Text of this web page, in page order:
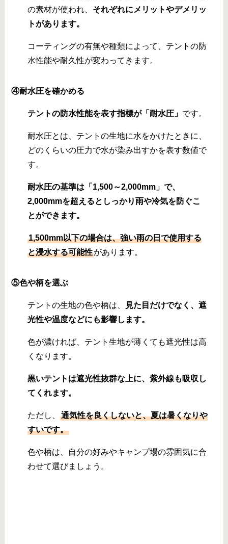
の素材が使われ、 それぞれにメリットやデメリッ
トがあります。
コーティングの有無や種類によって、テントの防
水性能や耐久性が変わってきます。
④耐水圧を確かめる
テントの防水性能を表す指標が「耐水圧」 です。
耐水圧とは、テントの生地に水をかけたときに、
どのくらいの圧力で水が染み出すかを表す数値で
す。
耐水圧の基準は「1,500～2,000mm」で、
2,000mmを超えるとしっかり雨や冷気を防ぐこ
とができます。
1,500mm以下の場合は、強い雨の日で使用する
と浸水する可能性があります。
⑤色や柄を選ぶ
テントの生地の色や柄は、
見た目だけでなく、遮
光性や温度などにも影響します。
色が濃ければ、テント生地が薄くても遮光性は高
くなります。
黒いテントは遮光性抜群な上に、紫外線も吸収し
てくれます。
ただし、通気性を良くしないと、夏は暑くなりや
すいです。
色や柄は、自分の好みやキャンプ場の雰囲気に合
わせて選びましょう。